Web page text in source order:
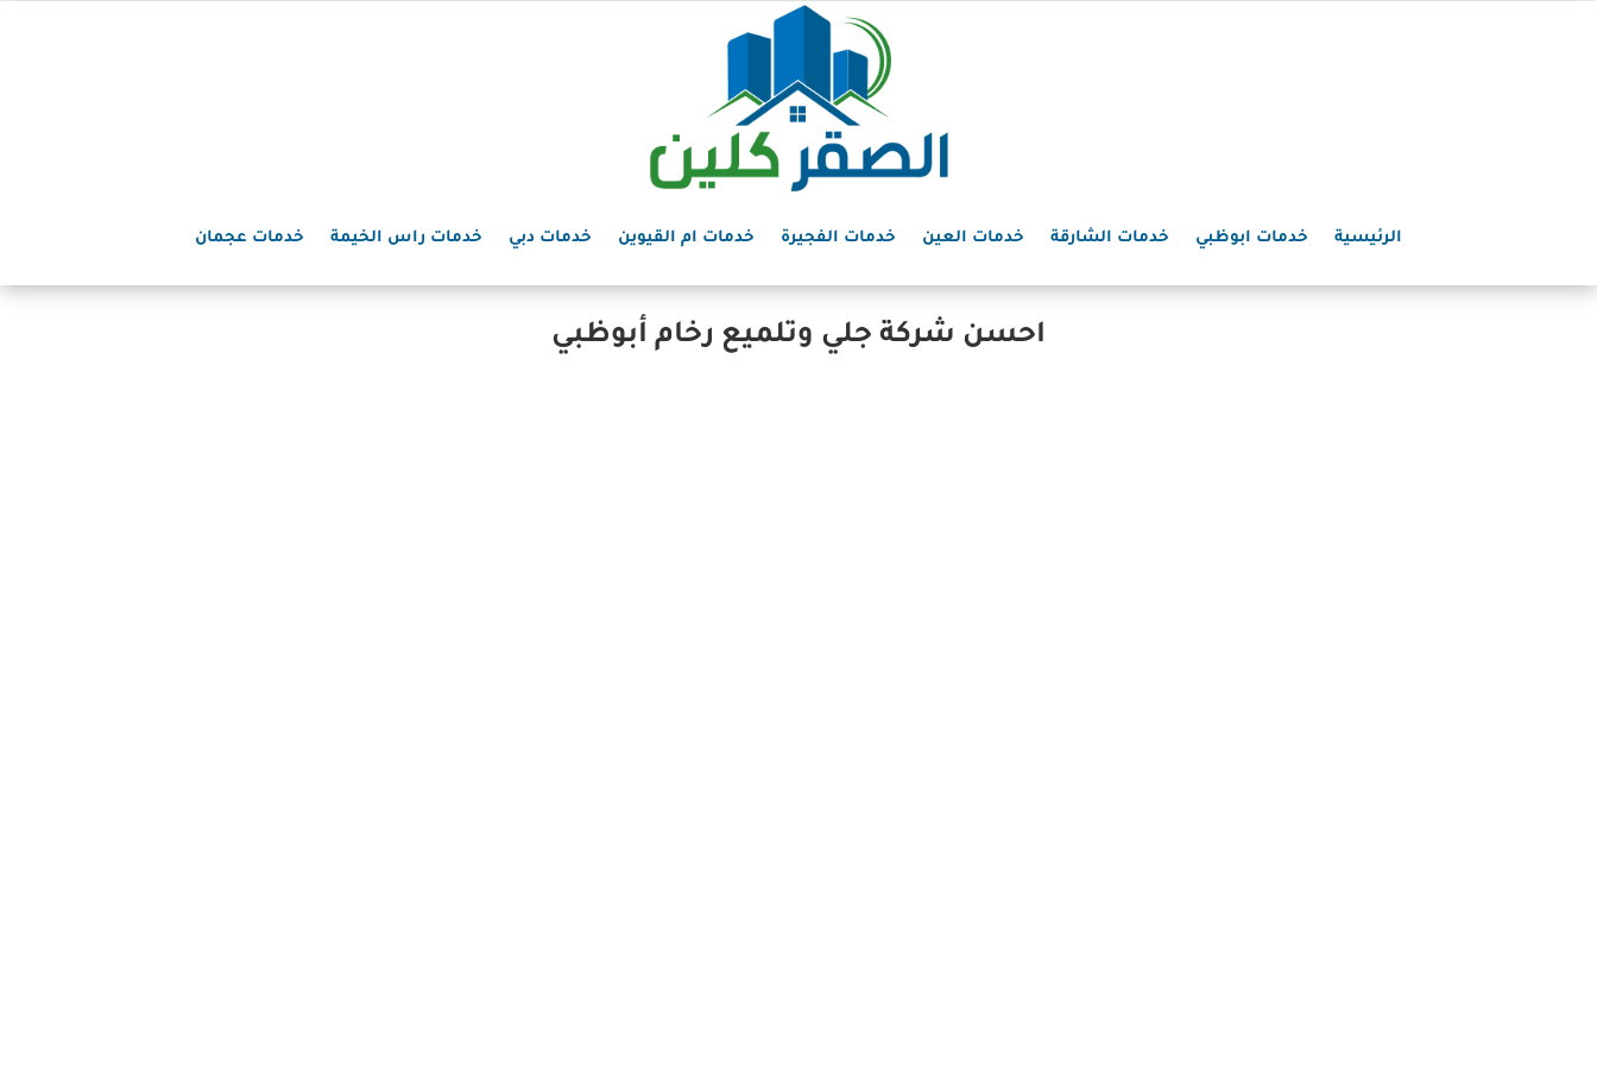
الرئيسية خدمات ابوظبي خدمات الشارقة خدمات العين خدمات الفجيرة خدمات ام القيوين خدمات دبي خدمات راس الخيمة خدمات عجمان
احسن شركة جلي وتلميع رخام أبوظبي